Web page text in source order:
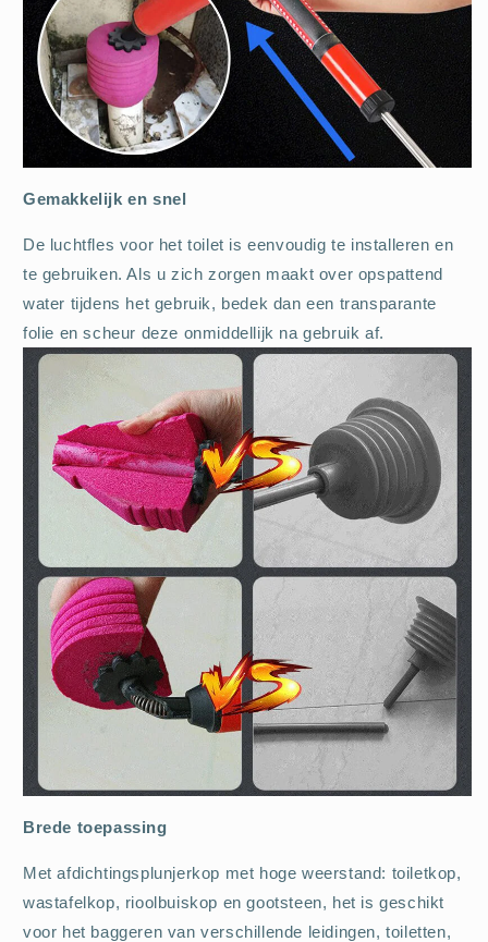
Gemakkelijk en snel
De luchtfles voor het toilet is eenvoudig te installeren en
te gebruiken. Als u zich zorgen maakt over opspattend
water tijdens het gebruik, bedek dan een transparante
folie en scheur deze onmiddellijk na gebruik af.
Brede toepassing
Met afdichtingsplunjerkop met hoge weerstand: toiletkop,
wastafelkop, rioolbuiskop en gootsteen, het is geschikt
voor het baggeren van verschillende leidingen, toiletten,